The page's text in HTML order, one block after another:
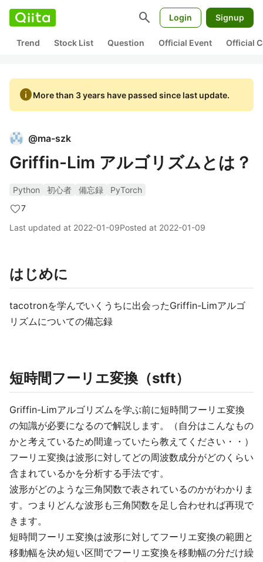
search Login Signup
Trend Stock List Question Official Event Official
infoMore than 3 years have passed since last update.
@ma-szk
Griffin-Lim アルゴリズムとは？
Python 初心者 備忘録
PyTorch
7
Last updated at 2022-01-09Posted at 2022-01-09
はじめに
tacotronを学んでいくうちに出会ったGriffin-Limアルゴ
リズムについての備忘録
短時間フーリエ変換（stft）
Griffin-Limアルゴリズムを学ぶ前に短時間フーリエ変換
の知識が必要になるので解説します。（自分はこんなもの
かと考えているため間違っていたら教えてください・・）
フーリエ変換は波形に対してどの周波数成分がどのくらい
含まれているかを分析する手法です。
波形がどのような三角関数で表されているのかがわかりま
す。つまりどんな波形も三角関数を足し合わせれば再現で
きます。
短時間フーリエ変換は波形に対してフーリエ変換の範囲と
移動幅を決め短い区間でフーリエ変換を移動幅の分だけ繰